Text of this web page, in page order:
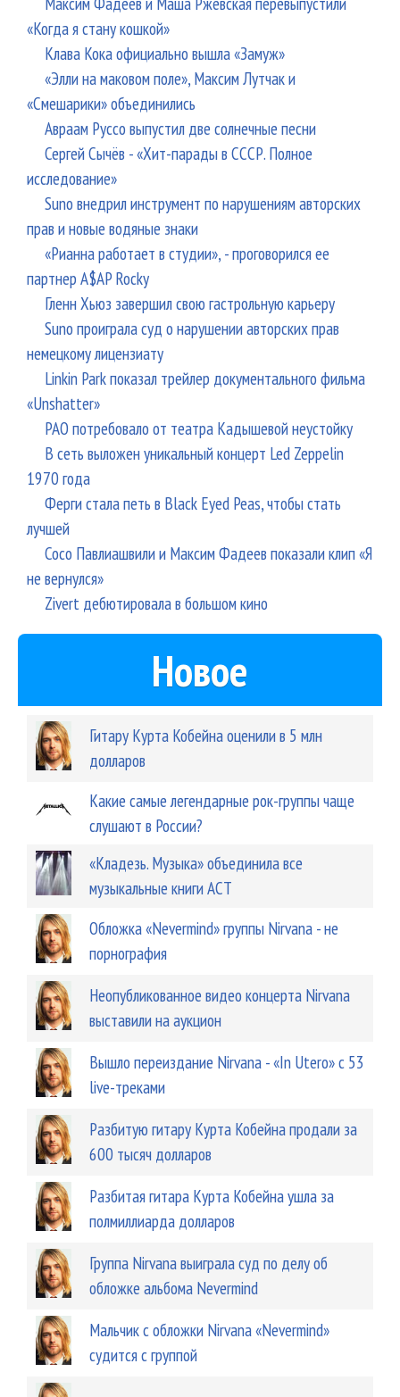
«Когда я стану кошкой»
Клава Кока официально вышла «Замуж»
«Элли на маковом поле», Максим Лутчак и
«Смешарики» объединились
Авраам Руссо выпустил две солнечные песни
Сергей Сычёв - «Хит-парады в СССР. Полное
исследование»
Suno внедрил инструмент по нарушениям авторских
прав и новые водяные знаки
«Рианна работает в студии», - проговорился ее
партнер A$AP Rocky
Гленн Хьюз завершил свою гастрольную карьеру
Suno проиграла суд о нарушении авторских прав
немецкому лицензиату
Linkin Park показал трейлер документального фильма
«Unshatter»
РАО потребовало от театра Кадышевой неустойку
В сеть выложен уникальный концерт Led Zeppelin
1970 года
Ферги стала петь в Black Eyed Peas, чтобы стать
лучшей
Сосо Павлиашвили и Максим Фадеев показали клип «Я
не вернулся»
Zivert дебютировала в большом кино
Новое
Гитару Курта Кобейна оценили в 5 млн
долларов
Какие самые легендарные рок-группы чаще
слушают в России?
«Кладезь. Музыка» объединила все
музыкальные книги АСТ
Обложка «Nevermind» группы Nirvana - не
порнография
Неопубликованное видео концерта Nirvana
выставили на аукцион
Вышло переиздание Nirvana - «In Utero» с 53
live-треками
Разбитую гитару Курта Кобейна продали за
600 тысяч долларов
Разбитая гитара Курта Кобейна ушла за
полмиллиарда долларов
Группа Nirvana выиграла суд по делу об
обложке альбома Nevermind
Мальчик с обложки Nirvana «Nevermind»
судится с группой